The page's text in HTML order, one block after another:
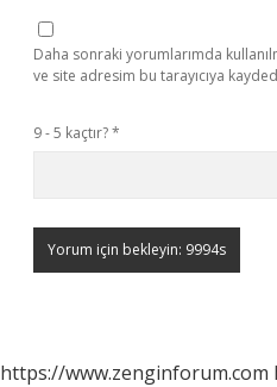
Daha sonraki yorumlarımda
ve site adresim bu tarayıcıya
9 - 5 kaçtır?*
https://www.zenginforum.com